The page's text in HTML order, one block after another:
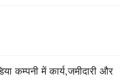
कम्पनी में कार्य,जमीदारी और